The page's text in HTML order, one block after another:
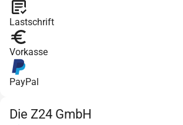
Lastschrift
Vorkasse
PayPal
Die Z24 GmbH